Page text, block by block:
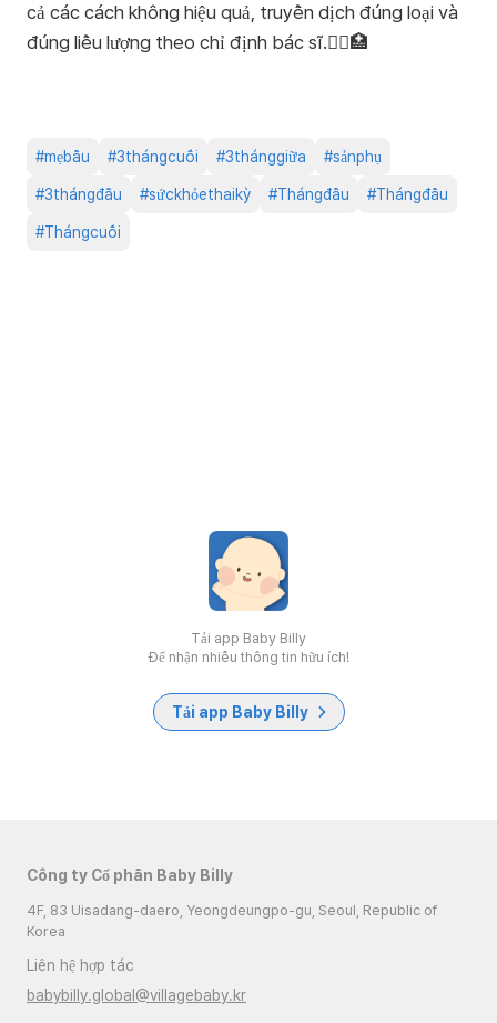
cả các cách không hiệu quả, truyền dịch đúng loại và
đúng liều lượng theo chỉ định bác sĩ.👨‍⚕️🏥
#mẹbầu #3thángcuối #3thánggiữa #sảnphụ
#3thángđầu #sứckhỏethaikỳ #Thángđầu #Thángđầu
#Thángcuối
Tải app Baby Billy
Để nhận nhiều thông tin hữu ích!
Tải app Baby Billy
Công ty Cổ phần Baby Billy
4F, 83 Uisadang-daero, Yeongdeungpo-gu, Seoul, Republic of
Korea
Liên hệ hợp tác
babybilly.global@villagebaby.kr